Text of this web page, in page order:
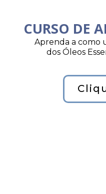
CURSO DE
Aprenda a como
dos Óleos